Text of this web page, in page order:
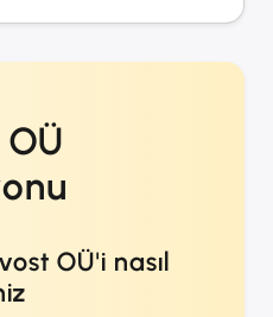
OÜ'i nasıl